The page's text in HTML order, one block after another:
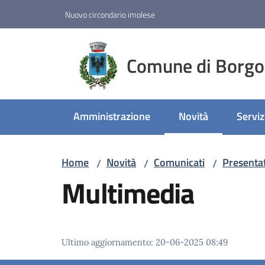
Nuovo circondario imolese
Comune di
Amministrazione Novità
Menu selezionato
Home / Novità / Comunicati /
Multimedia
Ultimo aggiornamento: 20-06-2025 08:49